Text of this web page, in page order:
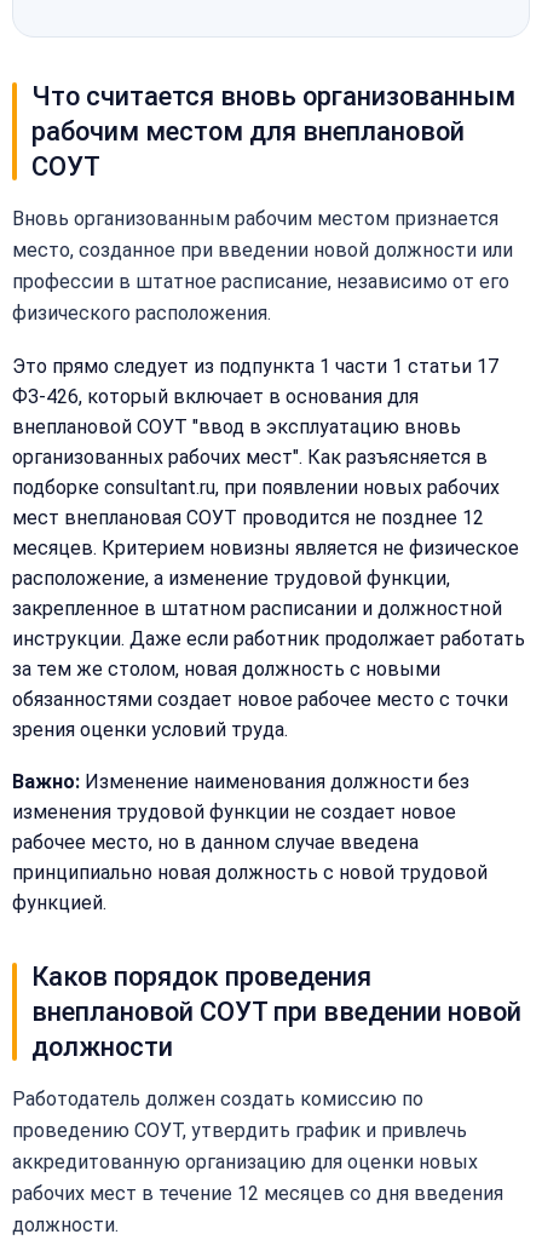
Что считается вновь организованным
рабочим местом для внеплановой
СОУТ
Вновь организованным рабочим местом признается
место, созданное при введении новой должности или
профессии в штатное расписание, независимо от его
физического расположения.
Это прямо следует из подпункта 1 части 1 статьи 17
ФЗ-426, который включает в основания для
внеплановой СОУТ "ввод в эксплуатацию вновь
организованных рабочих мест". Как разъясняется в
подборке consultant.ru, при появлении новых рабочих
мест внеплановая СОУТ проводится не позднее 12
месяцев. Критерием новизны является не физическое
расположение, а изменение трудовой функции,
закрепленное в штатном расписании и должностной
инструкции. Даже если работник продолжает работать
за тем же столом, новая должность с новыми
обязанностями создает новое рабочее место с точки
зрения оценки условий труда.
Важно: Изменение наименования должности без
изменения трудовой функции не создает новое
рабочее место, но в данном случае введена
принципиально новая должность с новой трудовой
функцией.
Каков порядок проведения
внеплановой СОУТ при введении новой
должности
Работодатель должен создать комиссию по
проведению СОУТ, утвердить график и привлечь
аккредитованную организацию для оценки новых
рабочих мест в течение 12 месяцев со дня введения
должности.